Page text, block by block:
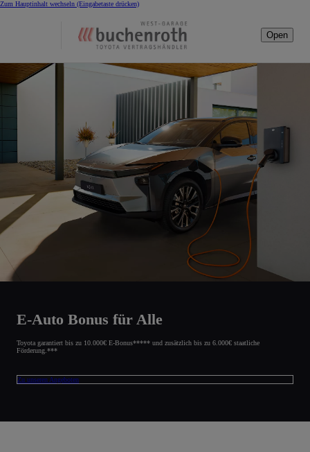
Zum Hauptinhalt wechseln (Eingabetaste drücken)
Open
E-Auto Bonus für Alle
Toyota garantiert bis zu 10.000€ E-Bonus***** und zusätzlich bis zu 6.000€ staatliche
Förderung.***
Zu unseren Angeboten